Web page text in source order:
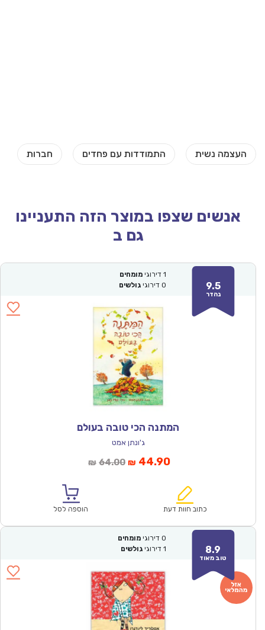
אנשים שצפו במוצר הזה התעניינו
גם ב
9.5
נהדר
1 דירוגי מומחים
0 דירוגי גולשים
המתנה הכי טובה בעולם
ג'ונתן אמט
₪ 64.00המחיר
₪64.00.
₪ 44.90המחיר
הוא:
כתוב חוות דעת הוספה לסל
8.9
טוב מאוד
0 דירוגי מומחים
1 דירוגי גולשים